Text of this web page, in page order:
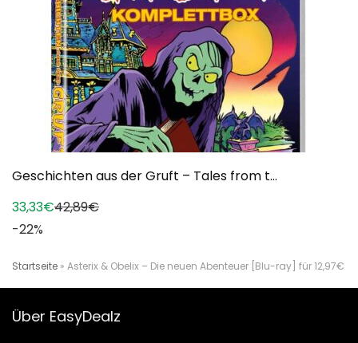
Geschichten aus der Gruft – Tales from t...
33,33€42,89€
-22%
Startseite » Asterix & Obelix – Die neuen Abenteuer [Blu-ray] für 12,97€
Über EasyDealz